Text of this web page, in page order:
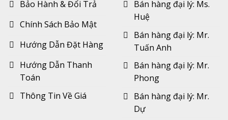
Bảo Hành & Đổi Trả
Chính Sách Bảo Mật
Hướng Dẫn Đặt Hàng
Hướng Dẫn Thanh
Toán
Thông Tin Về Giá
Bán hàng đại lý: Ms.
Huệ
Bán hàng đại lý: Mr.
Tuấn Anh
Bán hàng đại lý: Mr.
Phong
Bán hàng đại lý: Mr.
Dự